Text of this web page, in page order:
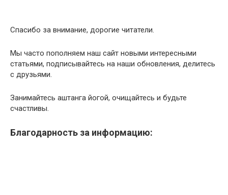
Спасибо за внимание, дорогие читатели.
Мы часто пополняем наш сайт новыми интересными
статьями, подписывайтесь на наши обновления, делитесь
с друзьями.
Занимайтесь аштанга йогой, очищайтесь и будьте
счастливы.
Благодарность за информацию: